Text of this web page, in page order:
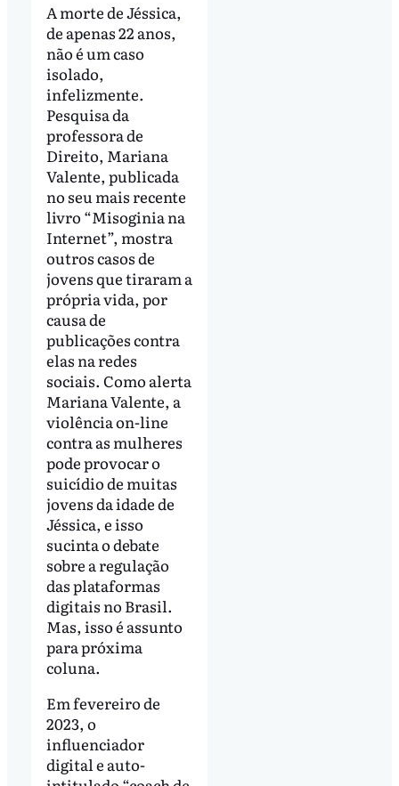
A morte de Jéssica,
de apenas 22 anos,
não é um caso
isolado,
infelizmente.
Pesquisa da
professora de
Direito, Mariana
Valente, publicada
no seu mais recente
livro “Misoginia na
Internet”, mostra
outros casos de
jovens que tiraram a
própria vida, por
causa de
publicações contra
elas na redes
sociais. Como alerta
Mariana Valente, a
violência on-line
contra as mulheres
pode provocar o
suicídio de muitas
jovens da idade de
Jéssica, e isso
sucinta o debate
sobre a regulação
das plataformas
digitais no Brasil.
Mas, isso é assunto
para próxima
coluna.
Em fevereiro de
2023, o
influenciador
digital e auto-